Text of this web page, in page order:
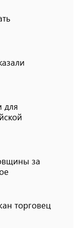
для
за
торговец